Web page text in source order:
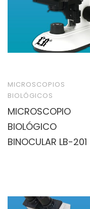
MICROSCOPIOS
BIOLÓGICOS
MICROSCOPIO
BIOLÓGICO
BINOCULAR LB-201